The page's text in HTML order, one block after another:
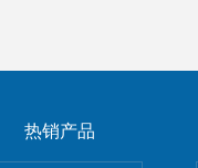
热销产品